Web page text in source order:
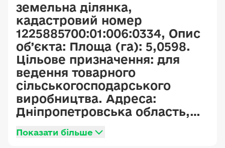
земельна ділянка,
кадастровий номер
1225885700:01:006:0334, Опис
об’єкта: Площа (га): 5,0598.
Цільове призначення: для
ведення товарного
сільськогосподарського
виробництва. Адреса:
Дніпропетровська область,
Гречаноподівська сільська
Показати більше